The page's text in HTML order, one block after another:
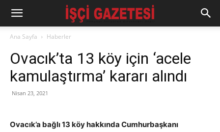
Ana Sayfa Haberler
Ovacık’ta 13 köy için ‘acele
kamulaştırma’ kararı alındı
Nisan 23, 2021
Ovacık’a bağlı 13 köy hakkında Cumhurbaşkanı